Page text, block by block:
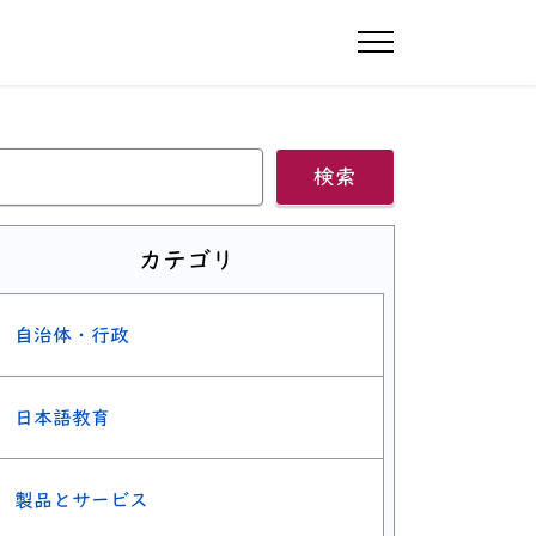
ナビゲーショ
検索
カテゴリ
自治体・行政
日本語教育
製品とサービス